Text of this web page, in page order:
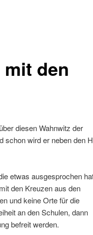
den
diesen Wahnwitz der
schon wird er neben den
etwas ausgesprochen
den Kreuzen aus den
und keine Orte für die
an den Schulen, dann
befreit werden.